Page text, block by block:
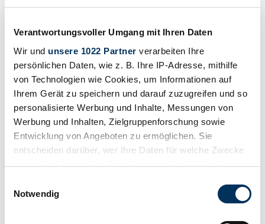
Verantwortungsvoller Umgang mit Ihren Daten
Wir und unsere 1022 Partner verarbeiten Ihre
persönlichen Daten, wie z. B. Ihre IP-Adresse, mithilfe
von Technologien wie Cookies, um Informationen auf
Ihrem Gerät zu speichern und darauf zuzugreifen und so
personalisierte Werbung und Inhalte, Messungen von
Werbung und Inhalten, Zielgruppenforschung sowie
Entwicklung von Angeboten zu ermöglichen. Sie
entscheiden darüber, wer Ihre Daten für welche Zwecke
nutzt. Sie können Ihre Einwilligung jederzeit über die
Trigger Symbol ändern oder widerrufen
Notwendig